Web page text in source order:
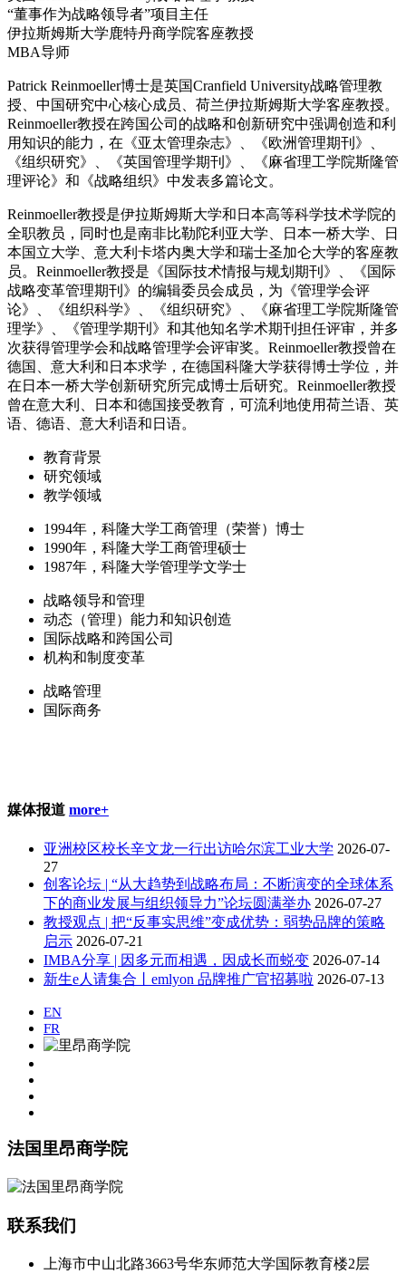
“董事作为战略领导者”项目主任
伊拉斯姆斯大学鹿特丹商学院客座教授
MBA导师
Patrick Reinmoeller博士是英国Cranfield University战略管理教
授、中国研究中心核心成员、荷兰伊拉斯姆斯大学客座教授。
Reinmoeller教授在跨国公司的战略和创新研究中强调创造和利
用知识的能力，在《亚太管理杂志》、《欧洲管理期刊》、
《组织研究》、《英国管理学期刊》、《麻省理工学院斯隆管
理评论》和《战略组织》中发表多篇论文。
Reinmoeller教授是伊拉斯姆斯大学和日本高等科学技术学院的
全职教员，同时也是南非比勒陀利亚大学、日本一桥大学、日
本国立大学、意大利卡塔内奥大学和瑞士圣加仑大学的客座教
员。Reinmoeller教授是《国际技术情报与规划期刊》、《国际
战略变革管理期刊》的编辑委员会成员，为《管理学会评
论》、《组织科学》、《组织研究》、《麻省理工学院斯隆管
理学》、《管理学期刊》和其他知名学术期刊担任评审，并多
次获得管理学会和战略管理学会评审奖。Reinmoeller教授曾在
德国、意大利和日本求学，在德国科隆大学获得博士学位，并
在日本一桥大学创新研究所完成博士后研究。Reinmoeller教授
曾在意大利、日本和德国接受教育，可流利地使用荷兰语、英
语、德语、意大利语和日语。
教育背景
研究领域
教学领域
1994年，科隆大学工商管理（荣誉）博士
1990年，科隆大学工商管理硕士
1987年，科隆大学管理学文学士
战略领导和管理
动态（管理）能力和知识创造
国际战略和跨国公司
机构和制度变革
战略管理
国际商务
媒体报道 more+
亚洲校区校长辛文龙一行出访哈尔滨工业大学 2026-07-
27
创客论坛 | “从大趋势到战略布局：不断演变的全球体系
下的商业发展与组织领导力”论坛圆满举办 2026-07-27
教授观点 | 把“反事实思维”变成优势：弱势品牌的策略
启示 2026-07-21
IMBA分享 | 因多元而相遇，因成长而蜕变 2026-07-14
​新生e人请集合丨emlyon 品牌推广官招募啦 2026-07-13
EN
FR
法国里昂商学院
联系我们
上海市中山北路3663号华东师范大学国际教育楼2层